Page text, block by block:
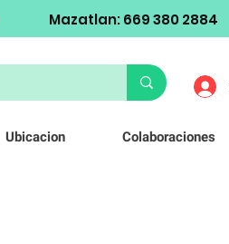
Mazatlan: 669 380 2884
Ubicacion Colaboraciones